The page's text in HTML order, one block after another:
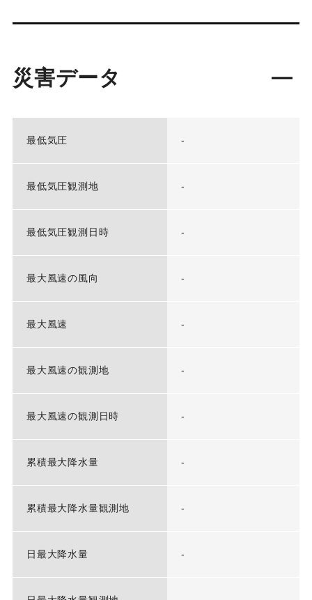
災害データ
最低気圧 -
最低気圧観測地 -
最低気圧観測日時 -
最大風速の風向 -
最大風速 -
最大風速の観測地 -
最大風速の観測日時 -
累積最大降水量 -
累積最大降水量観測地 -
日最大降水量 -